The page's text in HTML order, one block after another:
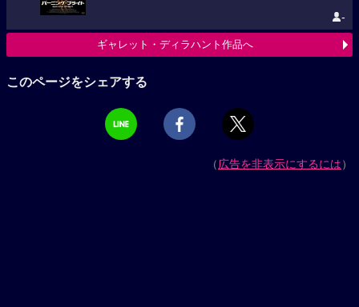
-
ギャレット・ディラハント作品へ
このページをシェアする
（広告を非表示にするには）